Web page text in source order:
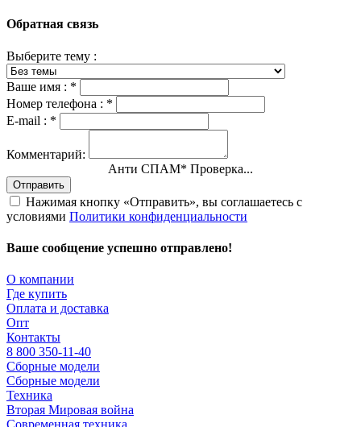
Обратная связь
Выберите тему :
Ваше имя : *
Номер телефона : *
E-mail : *
Комментарий:
Анти СПАМ* Проверка пройдена
Отправить
Нажимая кнопку «Отправить», вы соглашаетесь с
условиями Политики конфиденциальности
Ваше сообщение успешно отправлено!
О компании
Где купить
Оплата и доставка
Опт
Контакты
8 800 350-11-40
Сборные модели
Сборные модели
Техника
Вторая Мировая война
Современная техника